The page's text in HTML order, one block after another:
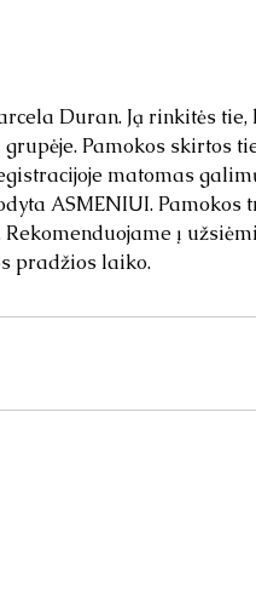
Duran. Ją rinkitės tie,
Pamokos skirtos
matomas
ASMENIUI. Pamokos
į
pradžios laiko.